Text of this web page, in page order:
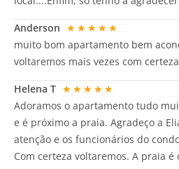
Anderson ★★★★★
muito bom apartamento bem
voltaremos mais vezes com certeza
Helena T ★★★★★
Adoramos o apartamento tudo
e é próximo a praia. Agradeço a
atenção e os funcionários do
Com certeza voltaremos. A praia